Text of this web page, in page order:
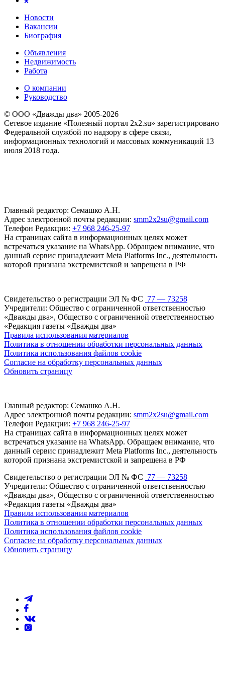
Новости
Вакансии
Биография
Объявления
Недвижимость
Работа
О компании
Руководство
© ООО «Дважды два» 2005-2026
Сетевое издание «Полезный портал 2x2.su» зарегистрировано
Федеральной службой по надзору в сфере связи,
информационных технологий и массовых коммуникаций 13
июля 2018 года.
Главный редактор: Семашко А.Н.
Адрес электронной почты редакции: smm2x2su@gmail.com
Телефон Редакции: +7 968 246-25-97
На страницах сайта в информационных целях может
встречаться указание на WhatsApp. Обращаем внимание, что
данный сервис принадлежит Meta Platforms Inc., деятельность
которой признана экстремистской и запрещена в РФ
Свидетельство о регистрации ЭЛ № ФС 77 — 73258
Учредители: Общество с ограниченной ответственностью
«Дважды два», Общество с ограниченной ответственностью
«Редакция газеты «Дважды два»
Правила использования материалов
Политика в отношении обработки персональных данных
Политика использования файлов cookie
Согласие на обработку персональных данных
Обновить страницу
Главный редактор: Семашко А.Н.
Адрес электронной почты редакции: smm2x2su@gmail.com
Телефон Редакции: +7 968 246-25-97
На страницах сайта в информационных целях может
встречаться указание на WhatsApp. Обращаем внимание, что
данный сервис принадлежит Meta Platforms Inc., деятельность
которой признана экстремистской и запрещена в РФ
Свидетельство о регистрации ЭЛ № ФС 77 — 73258
Учредители: Общество с ограниченной ответственностью
«Дважды два», Общество с ограниченной ответственностью
«Редакция газеты «Дважды два»
Правила использования материалов
Политика в отношении обработки персональных данных
Политика использования файлов cookie
Согласие на обработку персональных данных
Обновить страницу